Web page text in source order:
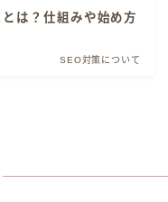
は？仕組みや始め方
SEO対策について